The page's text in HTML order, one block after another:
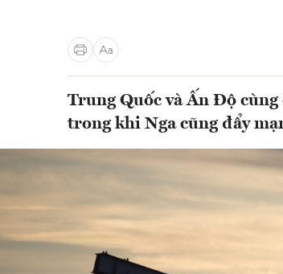
Trung Quốc và Ấn Độ cùng
trong khi Nga cũng đẩy